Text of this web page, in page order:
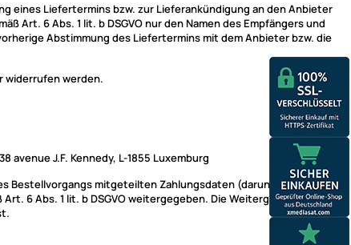
eines Liefertermins bzw. zur Lieferankündigung an den Anbieter
Art. 6 Abs. 1 lit. b DSGVO nur den Namen des Empfängers und
Abstimmung des Liefertermins mit dem Anbieter bzw. die
widerrufen werden.
J.F. Kennedy, L-1855 Luxemburg
Bestellvorgangs mitgeteilten Zahlungsdaten (darunter Name,
6 Abs. 1 lit. b DSGVO weitergegeben. Die Weitergabe Ihrer